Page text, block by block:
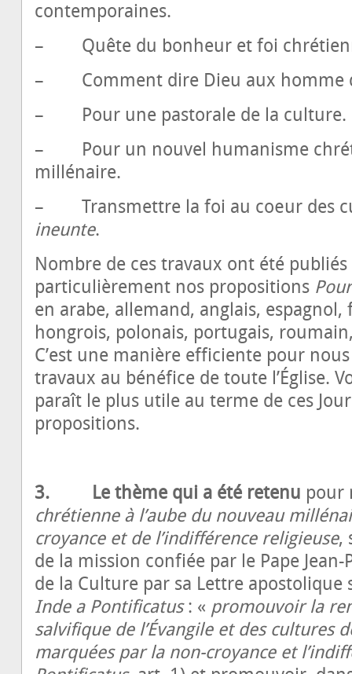
contemporaines.
– Quête du bonheur et foi
– Comment dire Dieu aux homme
– Pour une pastorale de la culture.
– Pour un nouvel humanisme
millénaire.
– Transmettre la foi au cœur des
ineunte.
Nombre de ces travaux ont été
particulièrement nos propositions
en arabe, allemand, anglais,
hongrois, polonais, portugais,
C’est une manière efficiente pour
travaux au bénéfice de toute l’Église.
paraît le plus utile au terme de ces
propositions.
3. Le thème qui a été retenu pour
chrétienne à l’aube du nouveau
croyance et de l’indifférence religieuse,
de la mission confiée par le Pape
de la Culture par sa Lettre
Inde a Pontificatus: « promouvoir la
salvifique de l’Évangile et des cultures
marquées par la non-croyance et